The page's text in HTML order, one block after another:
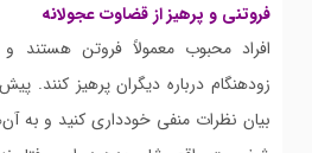
فروتنی و پرهیز از قضاوت عجولانه
افراد محبوب معمولاً فروتن هستند
زودهنگام درباره دیگران پرهیز کنند. پیش
بیان نظرات منفی خودداری کنید و به